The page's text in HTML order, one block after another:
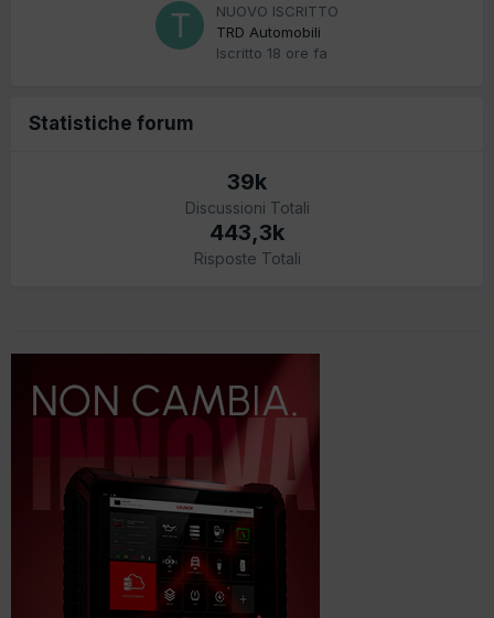
NUOVO ISCRITTO
TRD Automobili
Iscritto 18 ore fa
Statistiche forum
39k
Discussioni Totali
443,3k
Risposte Totali